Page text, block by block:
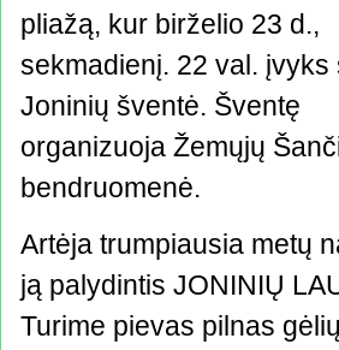
pliažą, kur birželio 23 d.,
sekmadienį. 22 val. įvyks
Joninių šventė. Šventę
organizuoja Žemųjų
bendruomenė.
Artėja trumpiausia metų
ją palydintis JONINIŲ
Turime pievas pilnas